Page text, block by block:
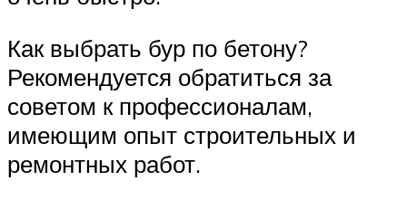
Как выбрать бур по бетону?
Рекомендуется обратиться за
советом к профессионалам,
имеющим опыт строительных и
ремонтных работ.